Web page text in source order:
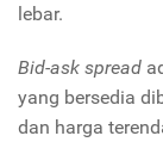
lebar.
Bid-ask spread
yang bersedia
dan harga